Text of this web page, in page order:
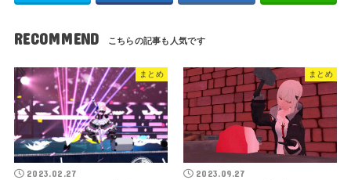
RECOMMEND
まとめ
2023.02.27
まとめ
2023.09.27